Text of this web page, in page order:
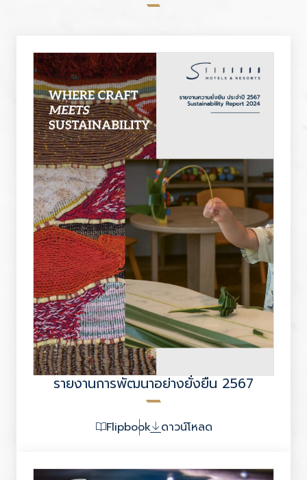
รายงานการพัฒนาอย่างยั่งยืน 2567
Flipbook ดาวน์โหลด